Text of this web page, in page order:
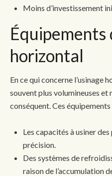
Moins d’investissement
Équipements
horizontal
En ce qui concerne l’usinage
souvent plus volumineuses
conséquent. Ces
Les capacités à usiner
précision.
Des systèmes de
raison de l’accumulation